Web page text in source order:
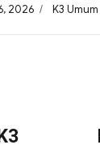
2026
K3 Umum